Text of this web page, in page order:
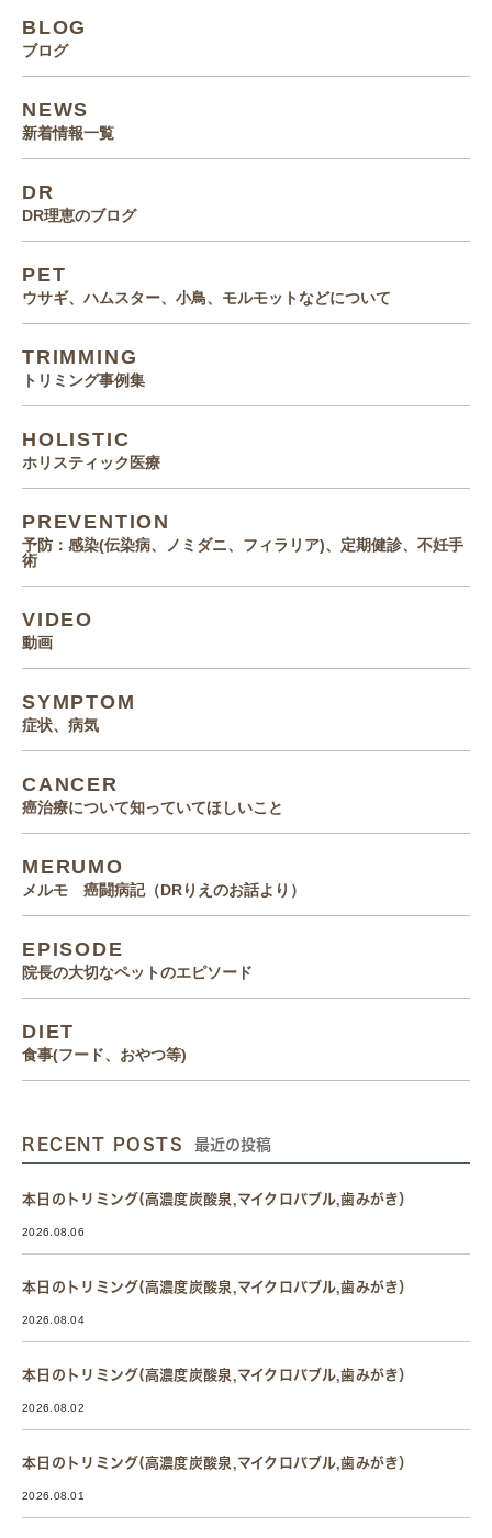
BLOG
ブログ
NEWS
新着情報一覧
DR
DR理恵のブログ
PET
ウサギ、ハムスター、小鳥、モルモットなどについて
TRIMMING
トリミング事例集
HOLISTIC
ホリスティック医療
PREVENTION
予防：感染(伝染病、ノミダニ、フィラリア)、定期健診、不妊手
術
VIDEO
動画
SYMPTOM
症状、病気
CANCER
癌治療について知っていてほしいこと
MERUMO
メルモ 癌闘病記（DRりえのお話より）
EPISODE
院長の大切なペットのエピソード
DIET
食事(フード、おやつ等)
RECENT POSTS 最近の投稿
本日のトリミング(高濃度炭酸泉,マイクロバブル,歯みがき）
2026.08.06
本日のトリミング(高濃度炭酸泉,マイクロバブル,歯みがき）
2026.08.04
本日のトリミング(高濃度炭酸泉,マイクロバブル,歯みがき）
2026.08.02
本日のトリミング(高濃度炭酸泉,マイクロバブル,歯みがき）
2026.08.01